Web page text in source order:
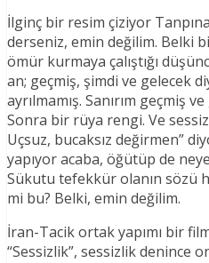
İlginç bir resim çiziyor
derseniz, emin değilim. Belki
ömür kurmaya çalıştığı
an; geçmiş, şimdi ve gelecek
ayrılmamış. Sanırım geçmiş
Sonra bir rüya rengi. Ve
Uçsuz, bucaksız değirmen”
yapıyor acaba, öğütüp de
Sükutu tefekkür olanın sözü
mi bu? Belki, emin değilim.
İran-Tacik ortak yapımı bir
“Sessizlik”, sessizlik denince